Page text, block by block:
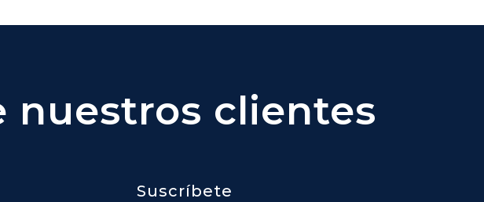
nuestros clientes
Suscríbete